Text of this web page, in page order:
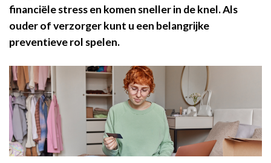
financiële stress en komen sneller in de knel. Als
ouder of verzorger kunt u een belangrijke
preventieve rol spelen.